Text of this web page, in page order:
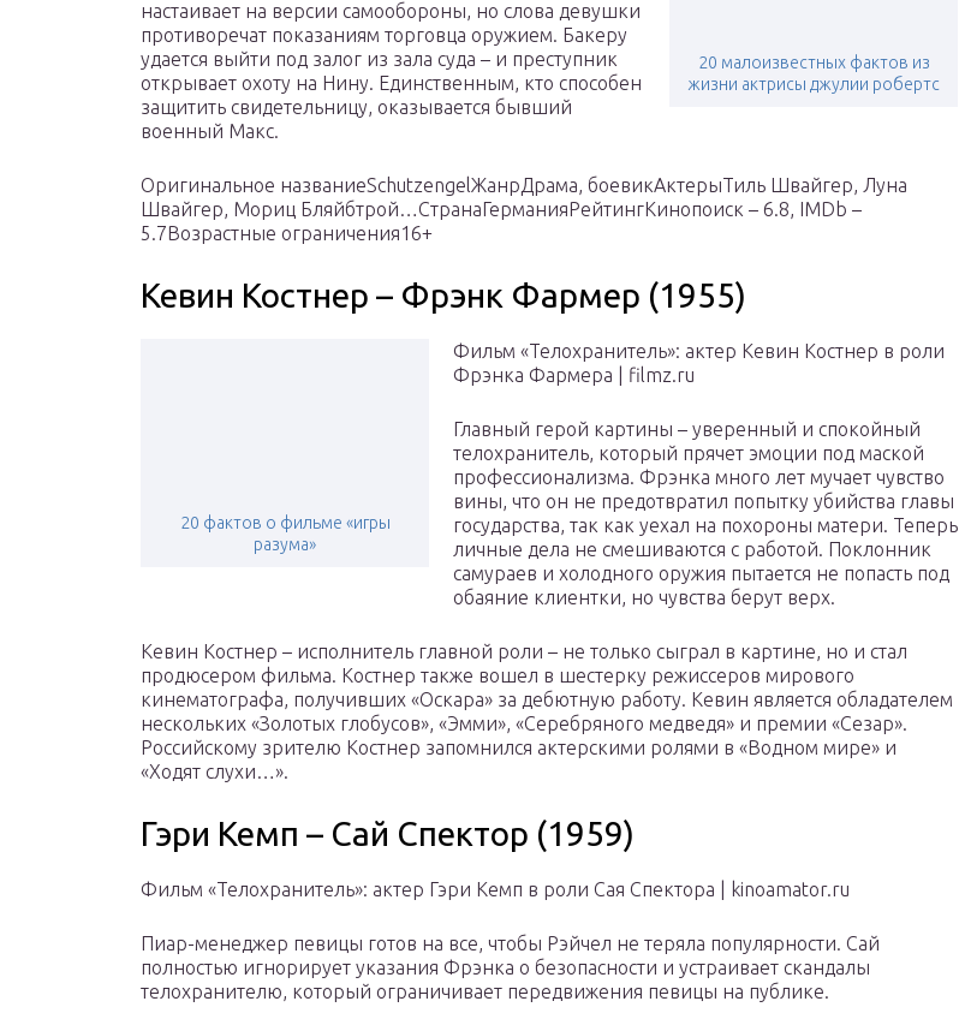
20 малоизвестных фактов из
жизни актрисы джулии робертс
настаивает на версии самообороны, но слова девушки
противоречат показаниям торговца оружием. Бакеру
удается выйти под залог из зала суда – и преступник
открывает охоту на Нину. Единственным, кто способен
защитить свидетельницу, оказывается бывший
военный Макс.
Оригинальное названиеSchutzengelЖанрДрама, боевикАктерыТиль Швайгер, Луна
Швайгер, Мориц Бляйбтрой…СтранаГерманияРейтингКинопоиск – 6.8, IMDb –
5.7Возрастные ограничения16+
Кевин Костнер – Фрэнк Фармер (1955)
20 фактов о фильме «игры
разума»
Фильм «Телохранитель»: актер Кевин Костнер в роли
Фрэнка Фармера | filmz.ru
Главный герой картины – уверенный и спокойный
телохранитель, который прячет эмоции под маской
профессионализма. Фрэнка много лет мучает чувство
вины, что он не предотвратил попытку убийства главы
государства, так как уехал на похороны матери. Теперь
личные дела не смешиваются с работой. Поклонник
самураев и холодного оружия пытается не попасть под
обаяние клиентки, но чувства берут верх.
Кевин Костнер – исполнитель главной роли – не только сыграл в картине, но и стал
продюсером фильма. Костнер также вошел в шестерку режиссеров мирового
кинематографа, получивших «Оскара» за дебютную работу. Кевин является обладателем
нескольких «Золотых глобусов», «Эмми», «Серебряного медведя» и премии «Сезар».
Российскому зрителю Костнер запомнился актерскими ролями в «Водном мире» и
«Ходят слухи…».
Гэри Кемп – Сай Спектор (1959)
Фильм «Телохранитель»: актер Гэри Кемп в роли Сая Спектора | kinoamator.ru
Пиар-менеджер певицы готов на все, чтобы Рэйчел не теряла популярности. Сай
полностью игнорирует указания Фрэнка о безопасности и устраивает скандалы
телохранителю, который ограничивает передвижения певицы на публике.